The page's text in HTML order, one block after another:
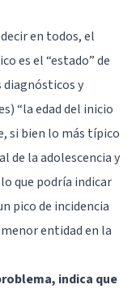
en todos, el
es el “estado” de
diagnósticos y
“la edad del inicio
si bien lo más típico
de la adolescencia y
que podría indicar
pico de incidencia
entidad en la
indica que